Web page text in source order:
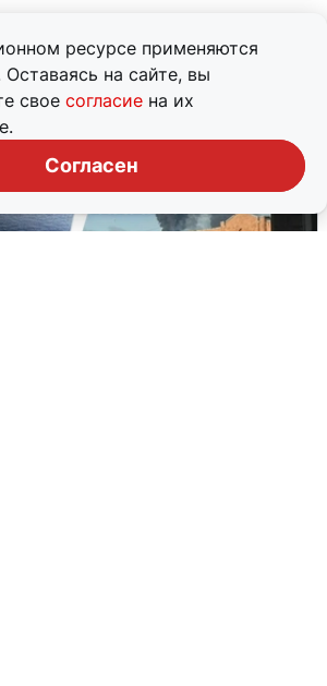
ресурсе применяются
на сайте, вы
свое согласие на их
Согласен